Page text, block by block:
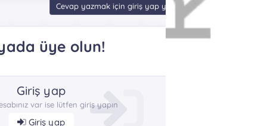
Cevap yazmak için giriş yap yada kayıt ol.
üye olun!
Giriş yap
var ise lütfen giriş yapın
Giriş yap